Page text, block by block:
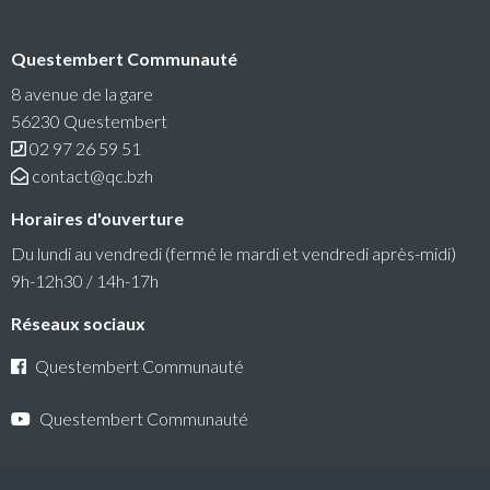
La prochaine séance du Conseil Communautaire se
tiendra le lundi 6 juillet 2026 à 18h30 au siège de
Questembert Communauté
Lire la suite
Questembert Communauté
8 avenue de la gare
56230 Questembert
02 97 26 59 51
contact@qc.bzh
Horaires d'ouverture
Du lundi au vendredi (fermé le mardi et vendredi après-midi)
9h-12h30 / 14h-17h
Réseaux sociaux
Questembert Communauté
Questembert Communauté